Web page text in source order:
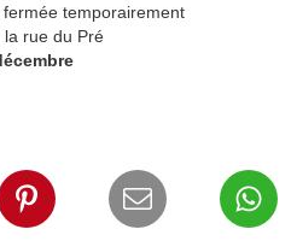
temporairement
rue du Pré